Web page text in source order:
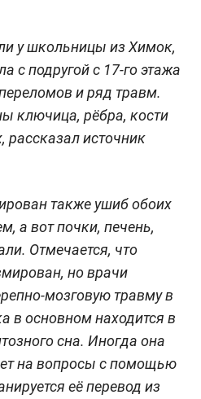
у школьницы из Химок,
с подругой с 17-го этажа
и ряд травм.
ключица, рёбра, кости
рассказал источник
также ушиб обоих
а вот почки, печень,
Отмечается, что
но врачи
мозговую травму в
в основном находится в
сна. Иногда она
на вопросы с помощью
её перевод из